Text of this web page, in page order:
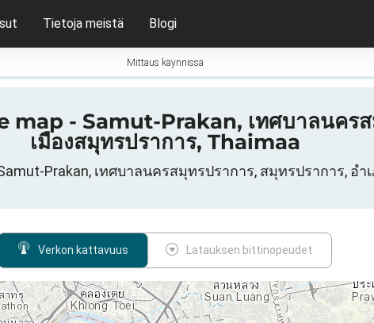
Tietoja meistä Blogi
Mittaus käynnissä
- Samut-Prakan, เทศบาลนครส
เมืองสมุทรปราการ, Thaimaa
Prakan, เทศบาลนครสมุทรปราการ, สมุทรปราการ, อำ
Verkon kattavuus Latauksen bittinopeudet